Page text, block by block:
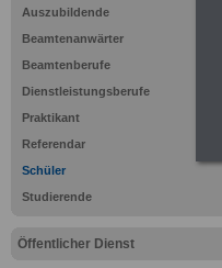
Auszubildende
Beamtenanwärter
Beamtenberufe
Dienstleistungsberufe
Praktikant
Referendar
Schüler
Studierende
Öffentlicher Dienst